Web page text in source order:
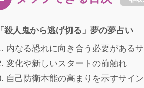
「殺人鬼から逃げ切る」夢の夢占い
内なる恐れに向き合う必要がある
変化や新しいスタートの前触れ
自己防衛本能の高まりを示すサイン